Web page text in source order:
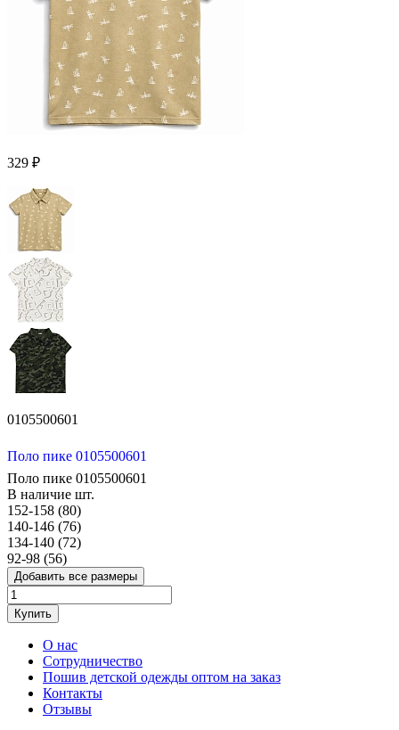
329 ₽
0105500601
Поло пике 0105500601
Поло пике 0105500601
В наличие шт.
152-158 (80)
140-146 (76)
134-140 (72)
92-98 (56)
Добавить все размеры
Купить
О нас
Сотрудничество
Пошив детской одежды оптом на заказ
Контакты
Отзывы